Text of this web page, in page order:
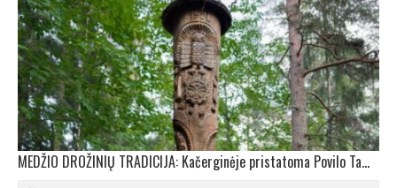
MEDŽIO DROŽINIŲ TRADICIJA: Kačerginėje pristatoma Povilo Tamulionio kūryba